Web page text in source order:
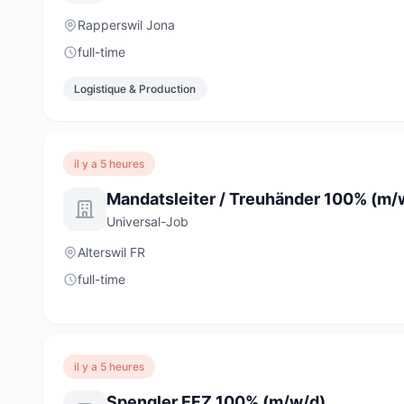
Rapperswil Jona
full-time
Logistique & Production
il y a 5 heures
Mandatsleiter / Treuhänder 100%
Universal-Job
Alterswil FR
full-time
il y a 5 heures